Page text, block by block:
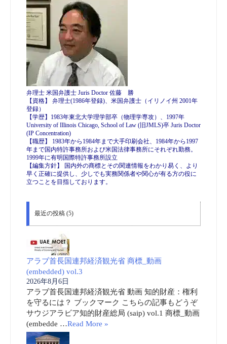
弁理士 米国弁護士 Juris Doctor 佐藤 勝
【資格】 弁理士(1986年登録)、米国弁護士（イリノイ州 2001年
登録）
【学歴】1983年東北大学理学部卒（物理学専攻）、1997年
University of Illinois Chicago, School of Law (旧JMLS)卒 Juris Doctor
(IP Concentration)
【職歴】 1983年から1984年まで大手印刷会社、1984年から1997
年まで国内特許事務所および米国法律事務所にそれぞれ勤務。
1999年に有明国際特許事務所設立
【編集方針】 国内外の商標とその関連情報をわかり易く、より
早く正確に提供し、少しでも実務関係者や関心が有る方の役に
立つことを目指しております。
最近の投稿 (5)
アラブ首長国連邦経済観光省 商標_動画
(embedded) vol.3
2026年8月6日
アラブ首長国連邦経済観光省 動画 知的財産：権利
を守るには？ ブックマーク こちらの記事もどうぞ
サウジアラビア知的財産総局 (saip) vol.1 商標_動画
(embedde …Read More »